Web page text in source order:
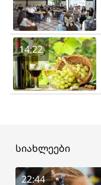
14:22
სიახლეები
22:44